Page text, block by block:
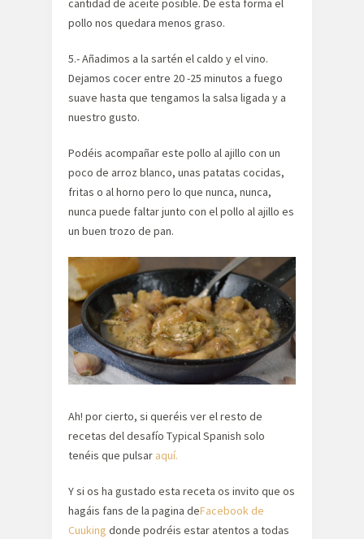
cantidad de aceite posible. De esta forma el
pollo nos quedara menos graso.
5.- Añadimos a la sartén el caldo y el vino.
Dejamos cocer entre 20 -25 minutos a fuego
suave hasta que tengamos la salsa ligada y a
nuestro gusto.
Podéis acompañar este pollo al ajillo con un
poco de arroz blanco, unas patatas cocidas,
fritas o al horno pero lo que nunca, nunca,
nunca puede faltar junto con el pollo al ajillo es
un buen trozo de pan.
Ah! por cierto, si queréis ver el resto de
recetas del desafío Typical Spanish solo
tenéis que pulsar aquí.
Y si os ha gustado esta receta os invito que os
hagáis fans de la pagina deFacebook de
Cuuking donde podréis estar atentos a todas